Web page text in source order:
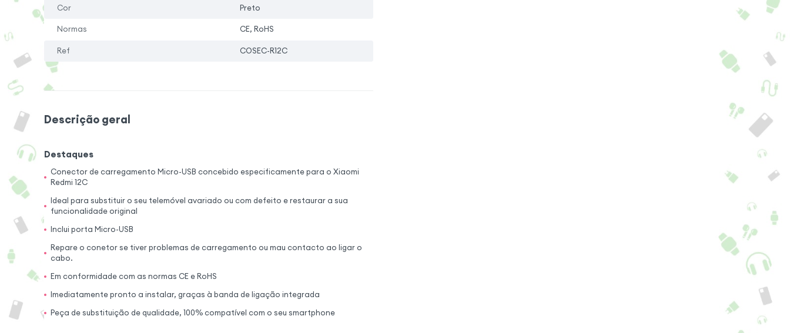
Cor Preto
Normas CE, RoHS
Ref COSEC-R12C
Descrição geral
Destaques
Conector de carregamento Micro-USB concebido especificamente para o Xiaomi
Redmi 12C
Ideal para substituir o seu telemóvel avariado ou com defeito e restaurar a sua
funcionalidade original
Inclui porta Micro-USB
Repare o conetor se tiver problemas de carregamento ou mau contacto ao ligar o
cabo.
Em conformidade com as normas CE e RoHS
Imediatamente pronto a instalar, graças à banda de ligação integrada
Peça de substituição de qualidade, 100% compatível com o seu smartphone